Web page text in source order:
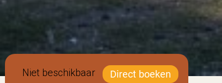
Niet beschikbaar Direct boeken